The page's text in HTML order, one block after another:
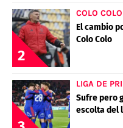
2
COLO COLO
El cambio
Colo Colo
LIGA DE
Sufre pero
escolta del